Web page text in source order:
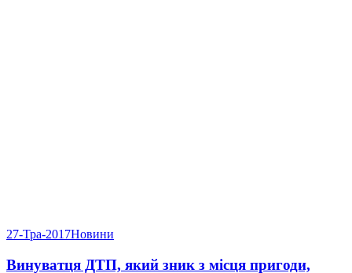
27-Тра-2017Новини
Винуватця ДТП, який зник з місця пригоди,